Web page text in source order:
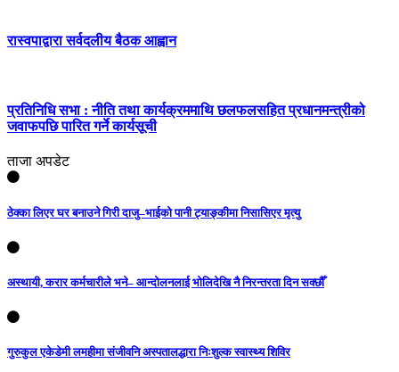
रास्वपाद्वारा सर्वदलीय बैठक आह्वान
प्रतिनिधि सभा : नीति तथा कार्यक्रममाथि छलफलसहित प्रधानमन्त्रीको
जवाफपछि पारित गर्ने कार्यसूची
ताजा अपडेट
ठेक्का लिएर घर बनाउने गिरी दाजु–भाईको पानी ट्याङ्कीमा निसासिएर मृत्यु
अस्थायी, करार कर्मचारीले भने– आन्दोलनलाई भोलिदेखि नै निरन्तरता दिन सक्छौँ
गुरुकुल एकेडेमी लमहीमा संजीवनि अस्पतालद्धारा निःशुल्क स्वास्थ्य शिविर